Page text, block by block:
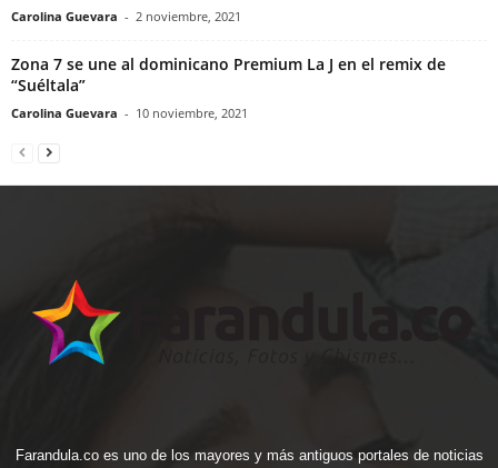
Carolina Guevara - 2 noviembre, 2021
Zona 7 se une al dominicano Premium La J en el remix de
“Suéltala”
Carolina Guevara - 10 noviembre, 2021
Farandula.co es uno de los mayores y más antiguos portales de noticias